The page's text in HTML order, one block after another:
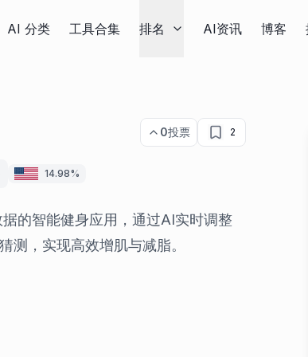
AI 分类 工具合集 排名 AI资讯 博客
0投票 2
14.98%
的智能健身应用，通过AI实时调整
测，实现高效增肌与减脂。